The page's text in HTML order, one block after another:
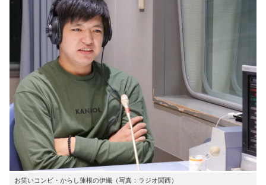
お笑いコンビ・からし蓮根の伊織（写真：ラジオ関西）